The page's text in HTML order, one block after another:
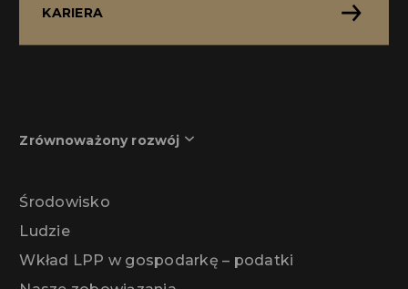
KARIERA
Zrównoważony rozwój
Środowisko
Ludzie
Wkład LPP w gospodarkę – podatki